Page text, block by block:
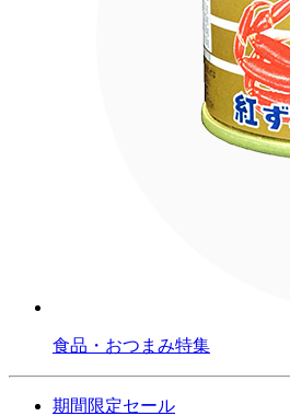
食品・おつまみ特集
期間限定セール